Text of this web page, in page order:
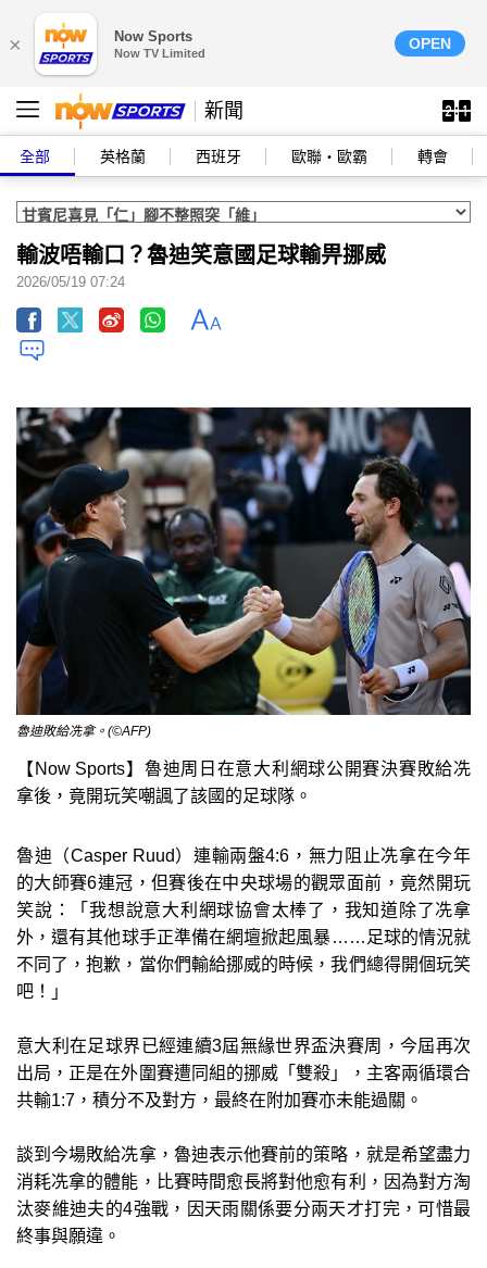
× Now Sports
Now TV Limited
OPEN
新聞
全部 英格蘭 西班牙 歐聯‧歐霸 轉會
輸波唔輸口？魯迪笑意國足球輸畀挪威
2026/05/19 07:24
魯迪敗給冼拿。(©AFP)
【Now Sports】魯迪周日在意大利網球公開賽決賽敗給冼
拿後，竟開玩笑嘲諷了該國的足球隊。
魯迪（Casper Ruud）連輸兩盤4:6，無力阻止冼拿在今年
的大師賽6連冠，但賽後在中央球場的觀眾面前，竟然開玩
笑說：「我想說意大利網球協會太棒了，我知道除了冼拿
外，還有其他球手正準備在網壇掀起風暴……足球的情況就
不同了，抱歉，當你們輸給挪威的時候，我們總得開個玩笑
吧！」
意大利在足球界已經連續3屆無緣世界盃決賽周，今屆再次
出局，正是在外圍賽遭同組的挪威「雙殺」，主客兩循環合
共輸1:7，積分不及對方，最終在附加賽亦未能過關。
談到今場敗給冼拿，魯迪表示他賽前的策略，就是希望盡力
消耗冼拿的體能，比賽時間愈長將對他愈有利，因為對方淘
汰麥維迪夫的4強戰，因天雨關係要分兩天才打完，可惜最
終事與願違。